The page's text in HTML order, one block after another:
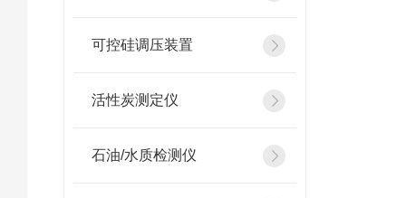
可控硅调压装置
活性炭测定仪
石油/水质检测仪